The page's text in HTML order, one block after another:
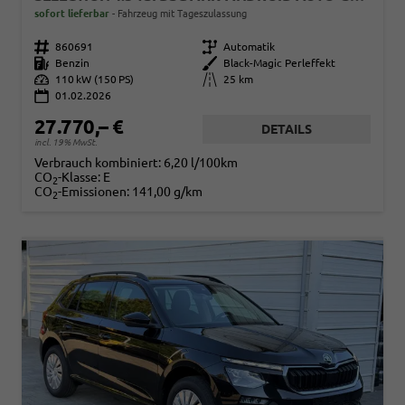
sofort lieferbar Fahrzeug mit Tageszulassung
Fahrzeugnr. 860691 Getriebe Automatik
Kraftstoff
Benzin Außenfarbe
Black-Magic Perleffekt
Leistung
110 kW (150 PS) Kilometerstand
25 km
01.02.2026
27.770,– €
incl. 19% MwSt.
DETAILS
Verbrauch kombiniert: 6,20 l/100km
CO2-Klasse: E
CO2-Emissionen: 141,00 g/km